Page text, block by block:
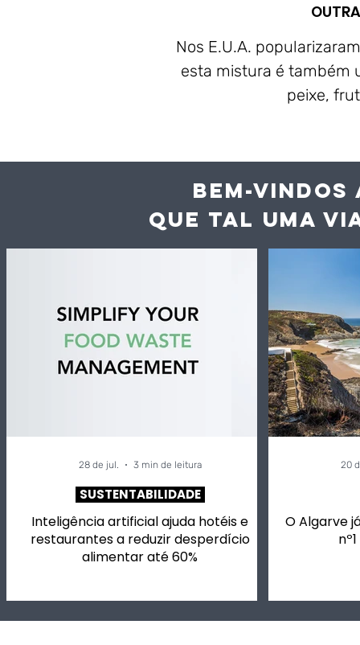
Nos E.U.A.
esta mistura é também
peixe,
BEM-VINDOS
QUE TAL UMA
Inteligência artificial ajuda hotéis e
restaurantes a reduzir desperdício
alimentar até 60%
SUSTENTABILIDADE
28 de jul. 3 min de leitura
O Algarve
20